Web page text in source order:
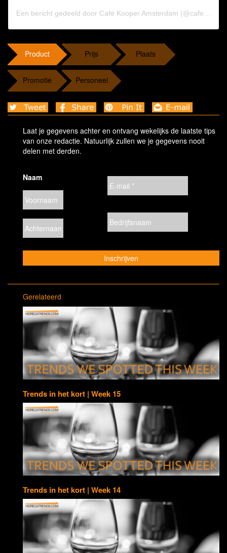
Product Prijs Plaats
Promotie Personeel
Laat je gegevens achter en ontvang wekelijks de laatste tips
van onze redactie. Natuurlijk zullen we je gegevens nooit
delen met derden.
Naam
Gerelateerd
Trends in het kort | Week 15
Trends in het kort | Week 14